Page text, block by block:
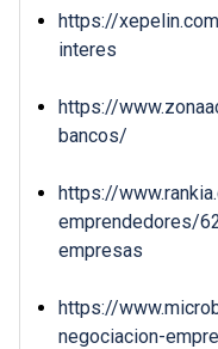
https://
interes
https://
bancos/
https://
emprendedores/
empresas
https://
negociacion-